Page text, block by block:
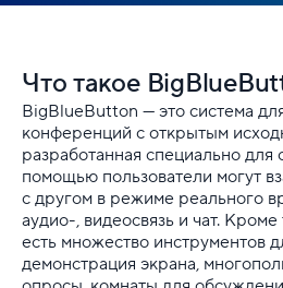
Что такое
BigBlueButton — это система
конференций с открытым
разработанная специально
помощью пользователи могут
с другом в режиме реального
аудио-, видеосвязь и чат.
есть множество инструментов
демонстрация экрана,